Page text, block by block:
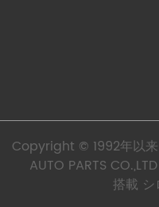
Copyright © 1992年以
AUTO PARTS
搭載